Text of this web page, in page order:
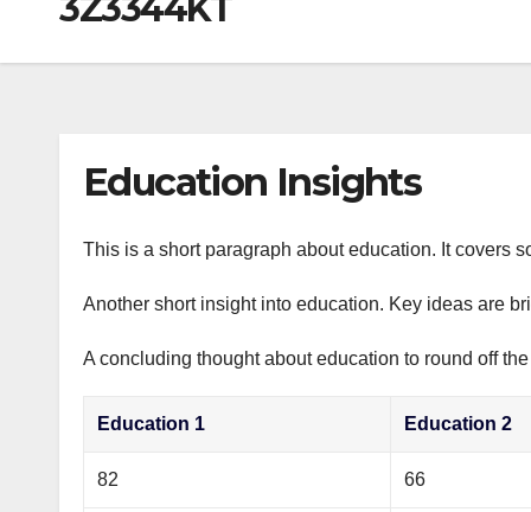
3Z3344KT
Education Insights
This is a short paragraph about education. It covers
Another short insight into education. Key ideas are
A concluding thought about education to round off
Education 1 Education 2
82 66
m